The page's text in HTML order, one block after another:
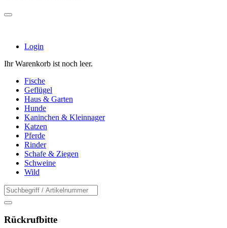
Login
Ihr Warenkorb ist noch leer.
Fische
Geflügel
Haus & Garten
Hunde
Kaninchen & Kleinnager
Katzen
Pferde
Rinder
Schafe & Ziegen
Schweine
Wild
Rückrufbitte